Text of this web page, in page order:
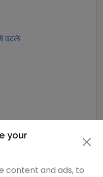
बदलें
your
content and ads, to